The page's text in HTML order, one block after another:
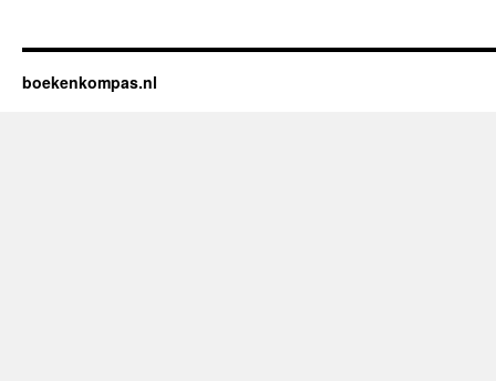
boekenkompas.nl